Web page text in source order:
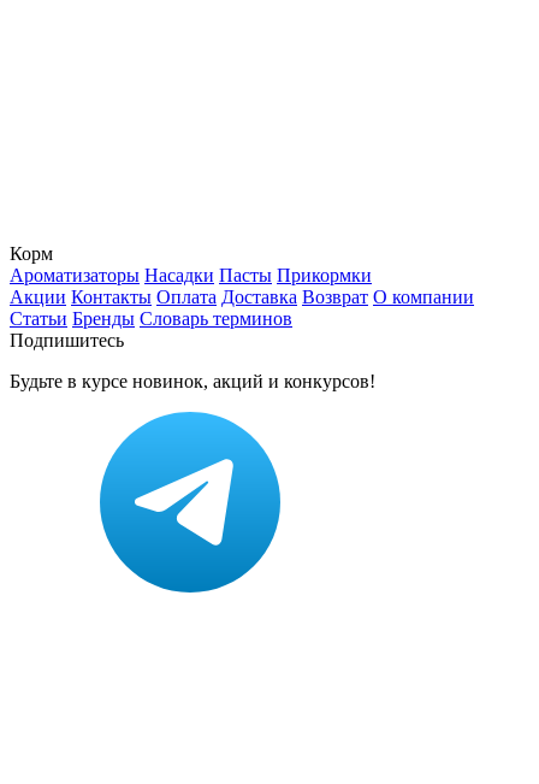
Корм
Ароматизаторы Насадки Пасты Прикормки
Акции Контакты Оплата Доставка Возврат О компании
Статьи Бренды Словарь терминов
Подпишитесь
Будьте в курсе новинок, акций и конкурсов!